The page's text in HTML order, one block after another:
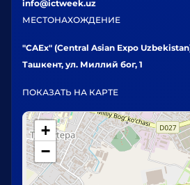
info@ictweek.uz
МЕСТОНАХОЖДЕНИЕ
"CAEx" (Central Asian Expo
Ташкент, ул. Миллий бог, 1
ПОКАЗАТЬ НА КАРТЕ
+
−